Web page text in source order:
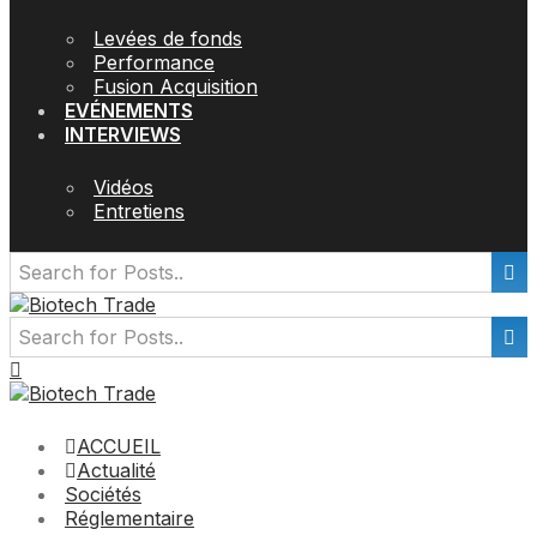
Levées de fonds
Performance
Fusion Acquisition
EVÉNEMENTS
INTERVIEWS
Vidéos
Entretiens
ACCUEIL
Actualité
Sociétés
Réglementaire